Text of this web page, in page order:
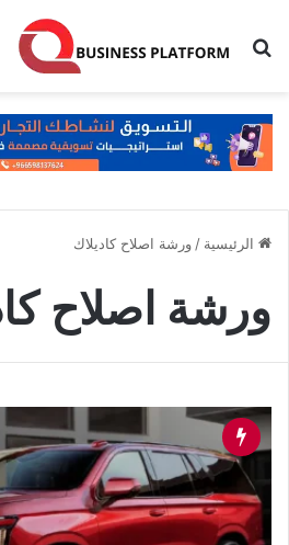
بحث عن
الرئيسية / ورشة اصلاح كاديلاك
ورشة اصلاح